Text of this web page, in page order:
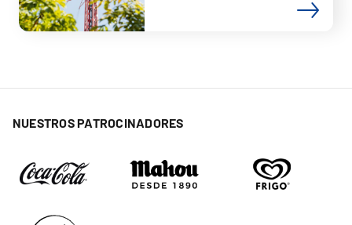
NUESTROS PATROCINADORES